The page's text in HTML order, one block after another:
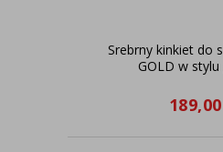
Srebrny kinkiet do
GOLD w
189,00